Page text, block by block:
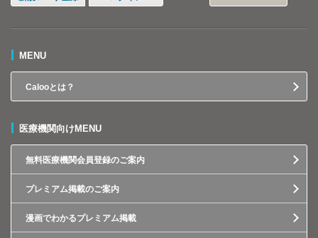
MENU
Calooとは？
医療機関向けMENU
無料医療機関会員登録のご案内
プレミアム掲載のご案内
漫画でわかるプレミアム掲載